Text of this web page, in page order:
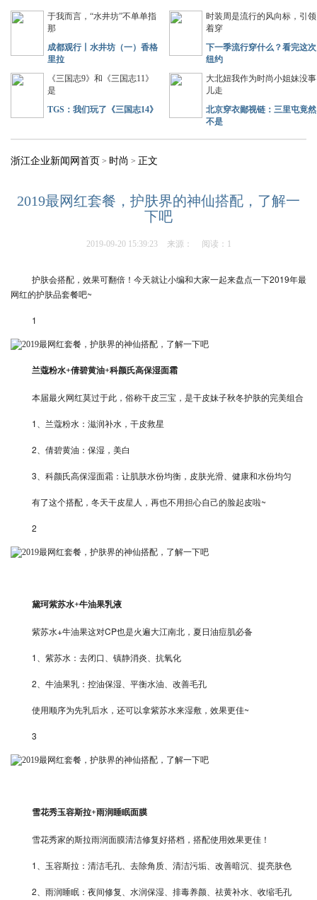
于我而言，“水井坊”不单单指
那
成都观行丨水井坊（一）香格
里拉
时装周是流行的风向标，引领
着穿
下一季流行穿什么？看完这次
纽约
《三国志9》和《三国志11》
是
TGS：我们玩了《三国志14》
大北妞我作为时尚小姐妹没事
儿走
北京穿衣鄙视链：三里屯竟然
不是
浙江企业新闻网首页 > 时尚 > 正文
2019最网红套餐，护肤界的神仙搭配，了解一
下吧
2019-09-20 15:39:23 来源： 阅读：1
护肤会搭配，效果可翻倍！今天就让小编和大家一起来盘点一下2019年最
网红的护肤品套餐吧~
1
兰蔻粉水+倩碧黄油+科颜氏高保湿面霜
本届最火网红莫过于此，俗称干皮三宝，是干皮妹子秋冬护肤的完美组合
1、兰蔻粉水：滋润补水，干皮救星
2、倩碧黄油：保湿，美白
3、科颜氏高保湿面霜：让肌肤水份均衡，皮肤光滑、健康和水份均匀
有了这个搭配，冬天干皮星人，再也不用担心自己的脸起皮啦~
2
黛珂紫苏水+牛油果乳液
紫苏水+牛油果这对CP也是火遍大江南北，夏日油痘肌必备
1、紫苏水：去闭口、镇静消炎、抗氧化
2、牛油果乳：控油保湿、平衡水油、改善毛孔
使用顺序为先乳后水，还可以拿紫苏水来湿敷，效果更佳~
3
雪花秀玉容斯拉+雨润睡眠面膜
雪花秀家的斯拉雨润面膜清洁修复好搭档，搭配使用效果更佳！
1、玉容斯拉：清洁毛孔、去除角质、清洁污垢、改善暗沉、提亮肤色
2、雨润睡眠：夜间修复、水润保湿、排毒养颜、祛黄补水、收缩毛孔